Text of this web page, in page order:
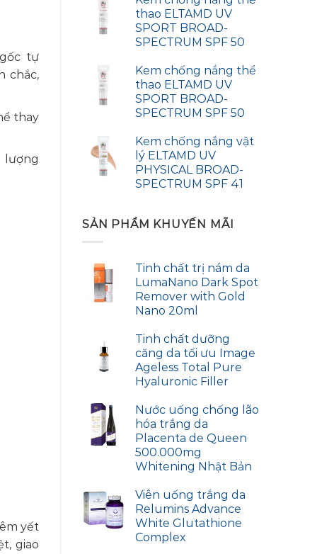
thao ELTAMD UV
SPORT BROAD-
SPECTRUM SPF 50
Kem chống nắng thể
thao ELTAMD UV
SPORT BROAD-
SPECTRUM SPF 50
Kem chống nắng vật
lý ELTAMD UV
PHYSICAL BROAD-
SPECTRUM SPF 41
SẢN PHẨM KHUYẾN MÃI
Tinh chất trị nám da
LumaNano Dark Spot
Remover with Gold
Nano 20ml
Tinh chất dưỡng
căng da tối ưu Image
Ageless Total Pure
Hyaluronic Filler
Nước uống chống lão
hóa trắng da
Placenta de Queen
500.000mg
Whitening Nhật Bản
Viên uống trắng da
Relumins Advance
White Glutathione
Complex
tự
chắc,
thay
lượng
yết
giao